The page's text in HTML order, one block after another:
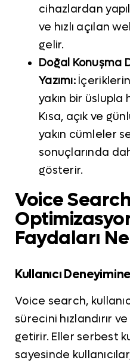
cihazlardan
ve hızlı açılan
gelir.
Doğal Konuşma
Yazımı:
yakın bir üslupla
Kısa, açık ve
yakın cümleler
sonuçlarında
gösterir.
Voice Search
Faydaları
Kullanıcı
Voice search,
sürecini hızlandırır
getirir. Eller serbest
sayesinde